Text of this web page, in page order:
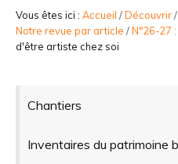
PARTICIPER
Vous êtes ici : Accueil /Découvrir/
Notre revue par article /N°26-27
d'être artiste chez soi
Chantiers
Inventaires du patrimoine